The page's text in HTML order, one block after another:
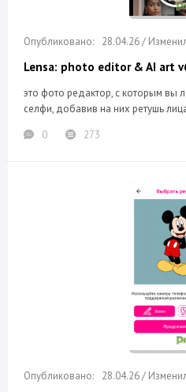
28.04.26 /
Lensa: photo editor & AI art
это фото редактор, с которым вы
селфи, добавив на них ретушь
0
273
28.04.26 /